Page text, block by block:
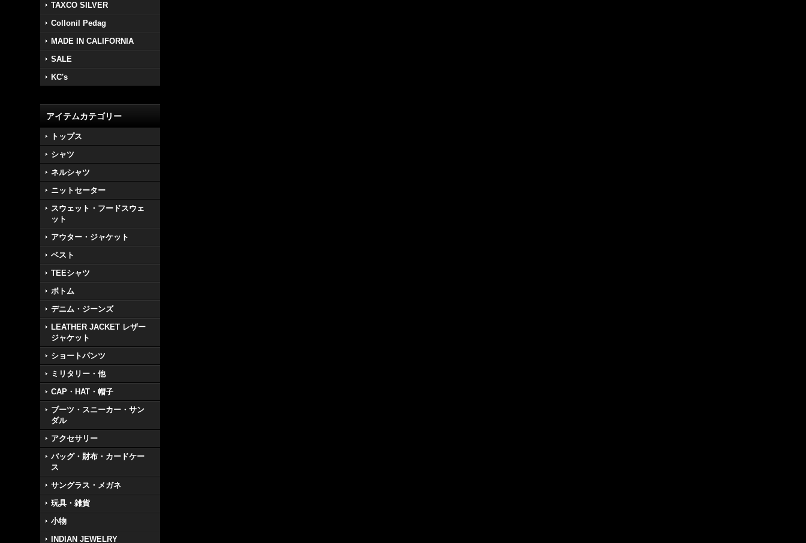
TAXCO SILVER
Collonil Pedag
MADE IN CALIFORNIA
SALE
KC's
アイテムカテゴリー
トップス
シャツ
ネルシャツ
ニットセーター
スウェット・フードスウェ
ット
アウター・ジャケット
ベスト
TEEシャツ
ボトム
デニム・ジーンズ
LEATHER JACKET レザー
ジャケット
ショートパンツ
ミリタリー・他
CAP・HAT・帽子
ブーツ・スニーカー・サン
ダル
アクセサリー
バッグ・財布・カードケー
ス
サングラス・メガネ
玩具・雑貨
小物
INDIAN JEWELRY